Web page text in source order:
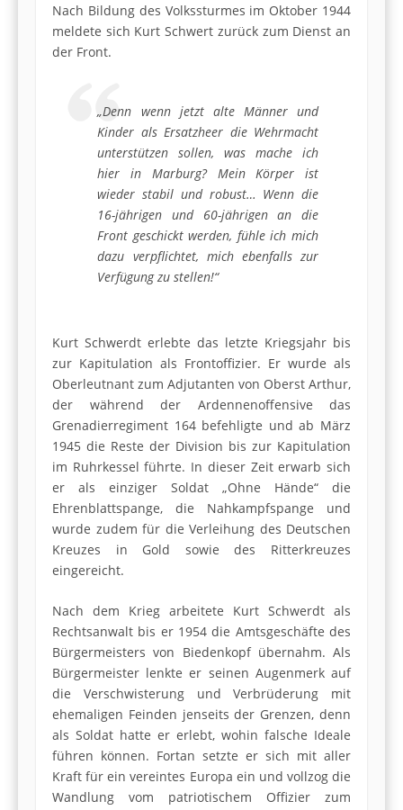
Nach Bildung des Volkssturmes im Oktober 1944
meldete sich Kurt Schwert zurück zum Dienst an
der Front.
„Denn wenn jetzt alte Männer und
Kinder als Ersatzheer die Wehrmacht
unterstützen sollen, was mache ich
hier in Marburg? Mein Körper ist
wieder stabil und robust… Wenn die
16-jährigen und 60-jährigen an die
Front geschickt werden, fühle ich mich
dazu verpflichtet, mich ebenfalls zur
Verfügung zu stellen!“
Kurt Schwerdt erlebte das letzte Kriegsjahr bis
zur Kapitulation als Frontoffizier. Er wurde als
Oberleutnant zum Adjutanten von Oberst Arthur,
der während der Ardennenoffensive das
Grenadierregiment 164 befehligte und ab März
1945 die Reste der Division bis zur Kapitulation
im Ruhrkessel führte. In dieser Zeit erwarb sich
er als einziger Soldat „Ohne Hände“ die
Ehrenblattspange, die Nahkampfspange und
wurde zudem für die Verleihung des Deutschen
Kreuzes in Gold sowie des Ritterkreuzes
eingereicht.
Nach dem Krieg arbeitete Kurt Schwerdt als
Rechtsanwalt bis er 1954 die Amtsgeschäfte des
Bürgermeisters von Biedenkopf übernahm. Als
Bürgermeister lenkte er seinen Augenmerk auf
die Verschwisterung und Verbrüderung mit
ehemaligen Feinden jenseits der Grenzen, denn
als Soldat hatte er erlebt, wohin falsche Ideale
führen können. Fortan setzte er sich mit aller
Kraft für ein vereintes Europa ein und vollzog die
Wandlung vom patriotischem Offizier zum